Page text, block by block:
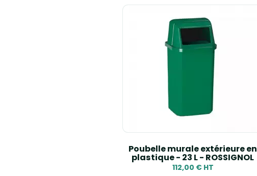
Poubelle murale extérieure en
plastique - 23 L - ROSSIGNOL
112,00 € HT